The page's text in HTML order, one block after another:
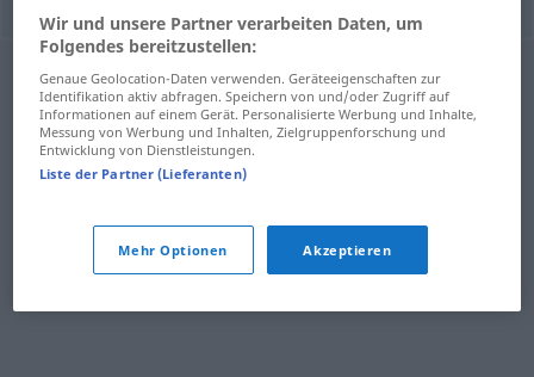
Wir und unsere Partner verarbeiten Daten, um
Folgendes bereitzustellen:
Genaue Geolocation-Daten verwenden. Geräteeigenschaften zur
Identifikation aktiv abfragen. Speichern von und/oder Zugriff auf
Informationen auf einem Gerät. Personalisierte Werbung und Inhalte,
Messung von Werbung und Inhalten, Zielgruppenforschung und
Entwicklung von Dienstleistungen.
Liste der Partner (Lieferanten)
Mehr Optionen Akzeptieren